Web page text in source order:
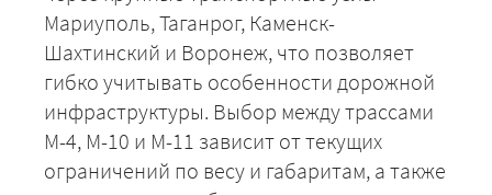
Мариуполь, Таганрог, Каменск-
Шахтинский и Воронеж, что позволяет
гибко учитывать особенности дорожной
инфраструктуры. Выбор между трассами
М-4, М-10 и М-11 зависит от текущих
ограничений по весу и габаритам, а также